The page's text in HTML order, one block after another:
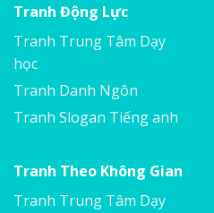
Tranh Động Lực
Tranh Trung Tâm Dạy
học
Tranh Danh Ngôn
Tranh Slogan Tiếng anh
Tranh Theo Không Gian
Tranh Trung Tâm Dạy